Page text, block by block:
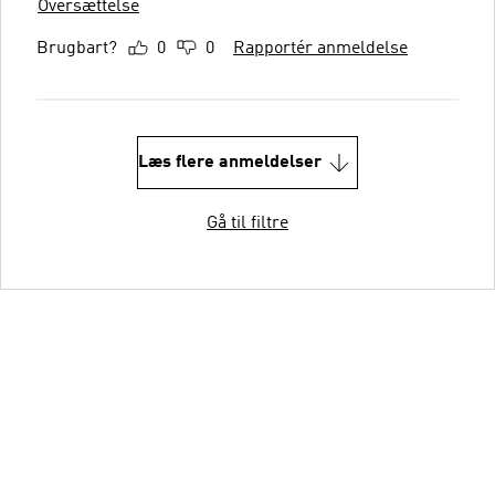
Oversættelse
Brugbart? 0 0 Rapportér anmeldelse
Læs flere anmeldelser
Gå til filtre